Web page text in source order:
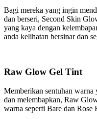
Bagi mereka yang ingin
dan berseri, Second Skin
yang kaya dengan
anda kelihatan bersinar dan
Raw Glow Gel Tint
Memberikan sentuhan warna
dan melembapkan, Raw
warna seperti Bare dan Rose